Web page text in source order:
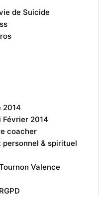
de Suicide
2014
Février 2014
coacher
personnel & spirituel
Valence